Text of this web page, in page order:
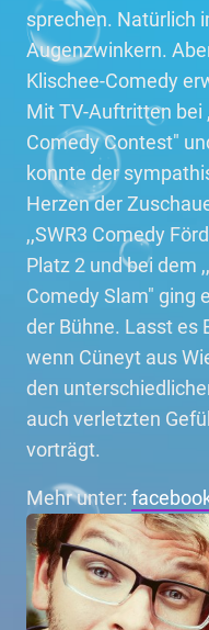
sprechen. Natürlich
Augenzwinkern.
Klischee-Comedy
Mit TV-Auftritten bei
Comedy Contest"
konnte der
Herzen der
,,SWR3 Comedy
Platz 2 und bei dem
Comedy Slam" ging
der Bühne. Lasst es
wenn Cüneyt aus
den
auch verletzten
vorträgt.
Mehr unter: